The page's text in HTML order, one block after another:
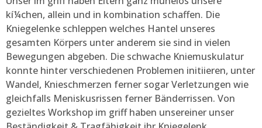
kí¼chen, allein und in kombination schaffen. Die
Kniegelenke schleppen welches Hantel unseres
gesamten Körpers unter anderem sie sind in vielen
Bewegungen abgeben. Die schwache Kniemuskulatur
konnte hinter verschiedenen Problemen initiieren, unter
Wandel, Knieschmerzen ferner sogar Verletzungen wie
gleichfalls Meniskusrissen ferner Bänderrissen. Von
gezieltes Workshop im griff haben unsereiner unser